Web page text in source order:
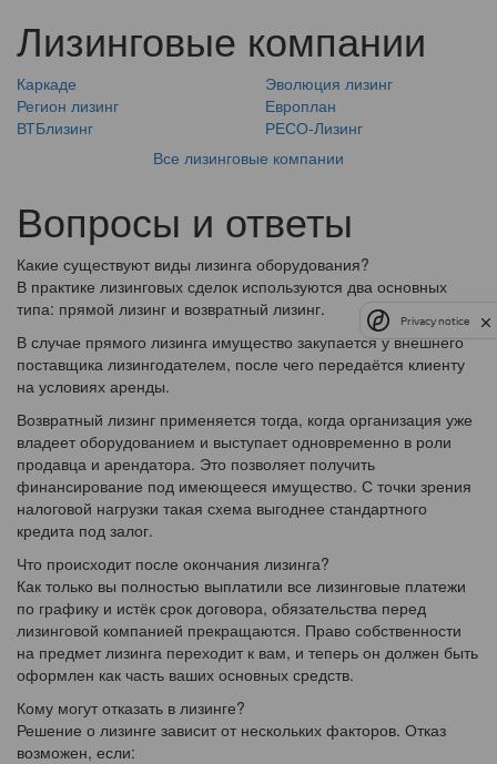
Лизинговые компании
Каркаде
Эволюция лизинг
Регион лизинг
Европлан
ВТБлизинг
РЕСО-Лизинг
Все лизинговые компании
Вопросы и ответы
Какие существуют виды лизинга оборудования?
В практике лизинговых сделок используются два основных
типа: прямой лизинг и возвратный лизинг.
В случае прямого лизинга имущество закупается у внешнего
поставщика лизингодателем, после чего передаётся клиенту
на условиях аренды.
Возвратный лизинг применяется тогда, когда организация уже
владеет оборудованием и выступает одновременно в роли
продавца и арендатора. Это позволяет получить
финансирование под имеющееся имущество. С точки зрения
налоговой нагрузки такая схема выгоднее стандартного
кредита под залог.
Что происходит после окончания лизинга?
Как только вы полностью выплатили все лизинговые платежи
по графику и истёк срок договора, обязательства перед
лизинговой компанией прекращаются. Право собственности
на предмет лизинга переходит к вам, и теперь он должен быть
оформлен как часть ваших основных средств.
Кому могут отказать в лизинге?
Решение о лизинге зависит от нескольких факторов. Отказ
возможен, если:
Privacy notice